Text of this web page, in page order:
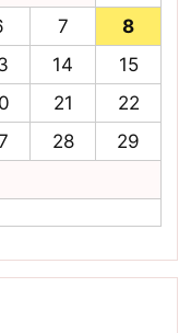
7
8
14
15
21
22
28
29